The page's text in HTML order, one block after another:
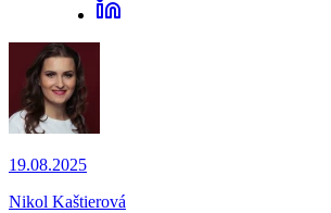
19.08.2025
Nikol Kaštierová